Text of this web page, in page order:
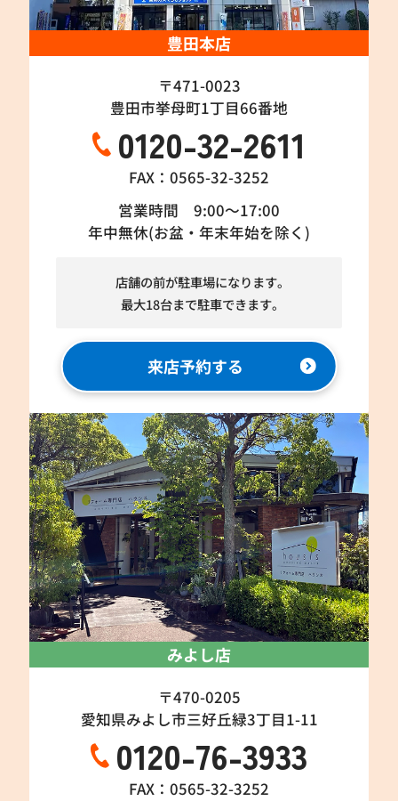
豊田本店
〒471-0023
豊田市挙母町1丁目66番地
0120-32-2611
FAX：0565-32-3252
営業時間 9:00～17:00
年中無休(お盆・年末年始を除く)
店舗の前が駐車場になります。
最大18台まで駐車できます。
来店予約する
みよし店
〒470-0205
愛知県みよし市三好丘緑3丁目1-11
0120-76-3933
FAX：0565-32-3252